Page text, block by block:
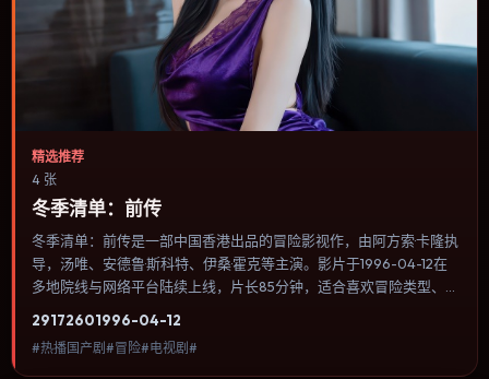
精选推荐
4 张
冬季清单：前传
冬季清单：前传是一部中国香港出品的冒险影视作，由阿方索·卡隆执
导，汤唯、安德鲁·斯科特、伊桑·霍克等主演。影片于1996-04-12在
多地院线与网络平台陆续上线，片长85分钟，适合喜欢冒险类型、关
进，节奏与视听语言统一，可作为休闲观影或类型片补片的选择。
29172601996-04-12
#热播国产剧#冒险#电视剧#